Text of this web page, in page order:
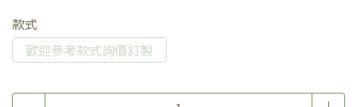
款式
歡迎參考款式詢價訂製